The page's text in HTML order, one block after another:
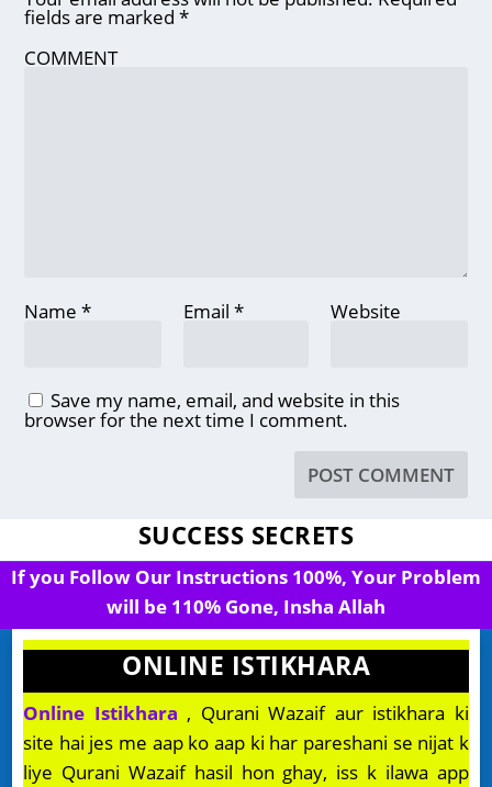
fields are marked*
COMMENT
Name* Email * Website
Save my name, email, and website in this
browser for the next time I comment.
SUCCESS SECRETS
If you Follow Our Instructions 100%, Your Problem
will be 110% Gone, Insha Allah
ONLINE ISTIKHARA
Online Istikhara , Qurani Wazaif aur istikhara ki
site hai jes me aap ko aap ki har pareshani se nijat k
liye Qurani Wazaif hasil hon ghay, iss k ilawa app